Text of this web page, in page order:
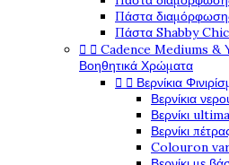
Πάστα
Πάστα Shabby
  Cadence Mediums &
Βοηθητικά Χρώματα
  Βερνίκια
Βερνίκια
Βερνίκι
Βερνίκι
Colouron